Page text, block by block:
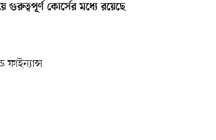
গুরুত্বপূর্ণ কোর্সের মধ্যে রয়েছে
ফাইন্যান্স